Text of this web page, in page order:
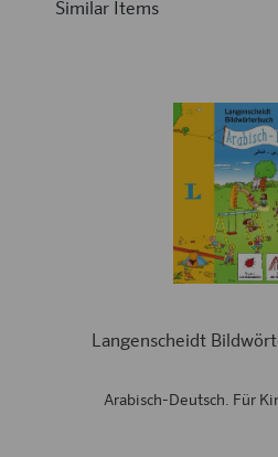
Similar Items
Langenscheidt
Arabisch-Deutsch. Für